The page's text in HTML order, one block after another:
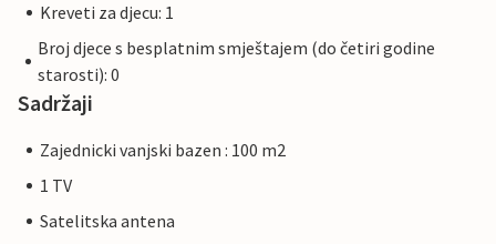
Kreveti za djecu: 1
Broj djece s besplatnim smještajem (do četiri godine
starosti): 0
Sadržaji
Zajednicki vanjski bazen : 100 m2
1 TV
Satelitska antena